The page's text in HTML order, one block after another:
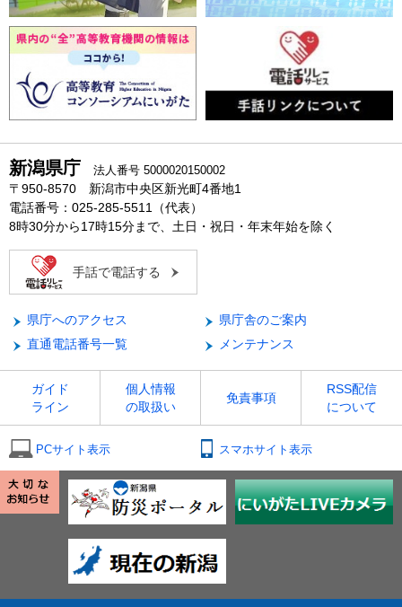
新潟県庁 法人番号 5000020150002
〒950-8570 新潟市中央区新光町4番地1
電話番号：025-285-5511（代表）
8時30分から17時15分まで、土日・祝日・年末年始を除く
手話で電話する
県庁へのアクセス
県庁舎のご案内
直通電話番号一覧
メンテナンス
ガイド
ライン
個人情報
の取扱い
免責事項
RSS配信
について
PCサイト表示 スマホサイト表示